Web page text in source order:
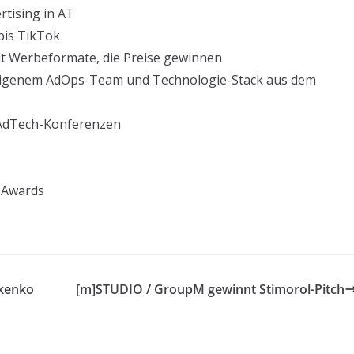
in AT
TikTok
Werbeformate, die Preise gewinnen
AdOps-Team und Technologie-Stack aus dem
Konferenzen
[m]STUDIO / GroupM gewinnt Stimorol-Pitch